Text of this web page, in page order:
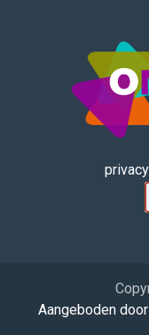
Aangeboden